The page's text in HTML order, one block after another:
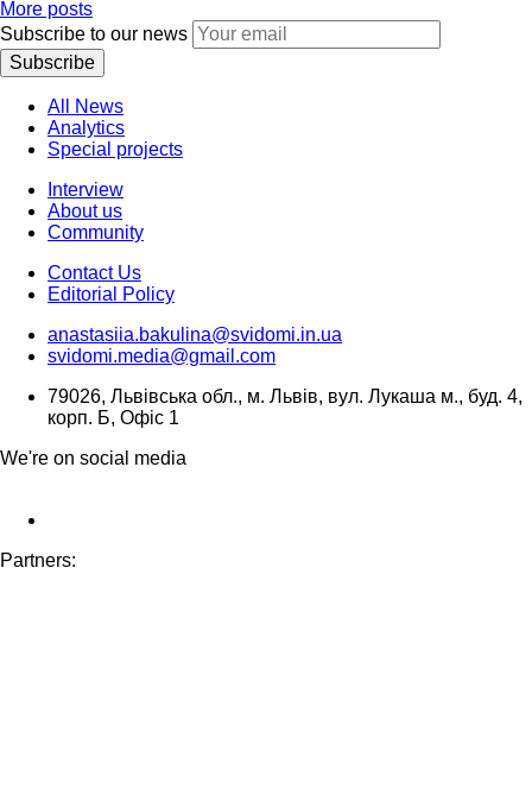
More posts
Subscribe to our news
Subscribe
All News
Analytics
Special projects
Interview
About us
Community
Contact Us
Editorial Policy
anastasiia.bakulina@svidomi.in.ua
svidomi.media@gmail.com
79026, Львівська обл., м. Львів, вул. Лукаша м., буд. 4,
корп. Б, Офіс 1
We're on social media
Partners: